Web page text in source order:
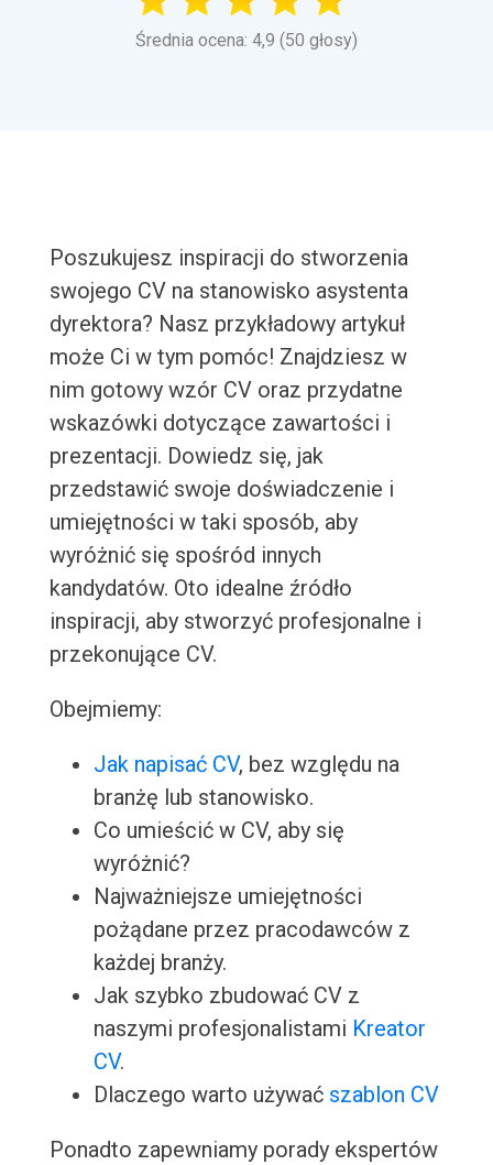
Średnia ocena: 4,9 (50 głosy)
Poszukujesz inspiracji do stworzenia
swojego CV na stanowisko asystenta
dyrektora? Nasz przykładowy artykuł
może Ci w tym pomóc! Znajdziesz w
nim gotowy wzór CV oraz przydatne
wskazówki dotyczące zawartości i
prezentacji. Dowiedz się, jak
przedstawić swoje doświadczenie i
umiejętności w taki sposób, aby
wyróżnić się spośród innych
kandydatów. Oto idealne źródło
inspiracji, aby stworzyć profesjonalne i
przekonujące CV.
Obejmiemy:
Jak napisać CV, bez względu na
branżę lub stanowisko.
Co umieścić w CV, aby się
wyróżnić?
Najważniejsze umiejętności
pożądane przez pracodawców z
każdej branży.
Jak szybko zbudować CV z
naszymi profesjonalistami Kreator
CV.
Dlaczego warto używać szablon CV
Ponadto zapewniamy porady ekspertów